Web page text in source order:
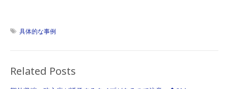
具体的な事例
Related Posts